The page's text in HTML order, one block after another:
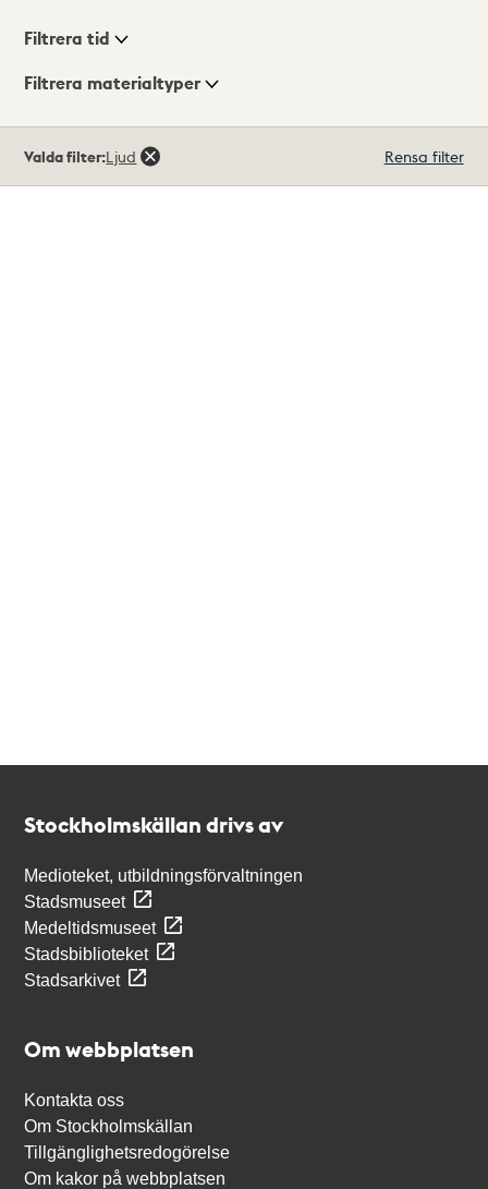
Visningsläge
Filtrera tid
Filtrera materialtyper
träffar
Valda filter:Ljud Rensa filter
Stockholmskällan drivs av
Medioteket, utbildningsförvaltningen
Stadsmuseet
Medeltidsmuseet
Stadsbiblioteket
Stadsarkivet
Om webbplatsen
Kontakta oss
Om Stockholmskällan
Tillgänglighetsredogörelse
Om kakor på webbplatsen